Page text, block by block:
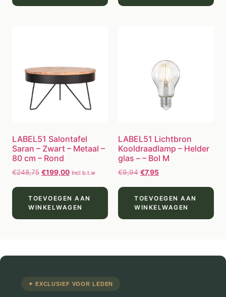
LABEL51 Salontafel
Saran – Zwart – Metaal –
80 cm – Rond
€248,75 €199,00 Incl b.t.w
TOEVOEGEN AAN
WINKELWAGEN
LABEL51 Lichtbron
Kooldraadlamp – Helder
glas – – Bol M
€9,94 €7,95
TOEVOEGEN AAN
WINKELWAGEN
✦ EXCLUSIEF VOOR LEDEN